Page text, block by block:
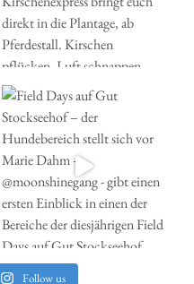
Follow us